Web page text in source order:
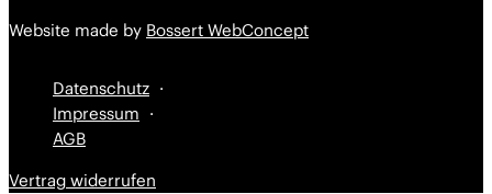
Website made by Bossert WebConcept
Datenschutz
Impressum
AGB
Vertrag widerrufen